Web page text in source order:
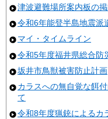
津波避難場所案内板の
令和6年能登半島地震派
マイ・タイムライン
令和5年度福井県総合防
坂井市鳥獣被害防止計画
カラスへの無自覚な餌
て
令和8年度猟銃によるカ